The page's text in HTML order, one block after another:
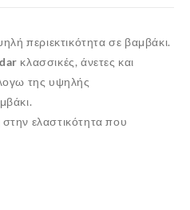
περιεκτικότητα σε βαμβάκι.
κλασσικές, άνετες και
της υψηλής
.
ελαστικότητα που